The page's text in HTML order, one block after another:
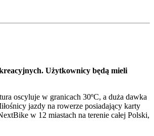
Użytkownicy będą mieli
oscyluje w granicach 30ºC, a duża dawka
jazdy na rowerze posiadający karty
w 12 miastach na terenie całej Polski,